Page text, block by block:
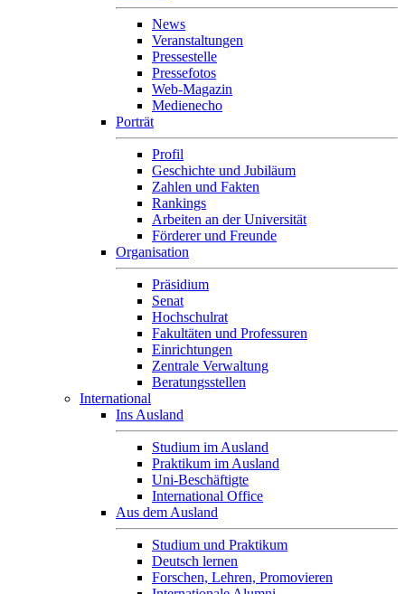
News
Veranstaltungen
Pressestelle
Pressefotos
Web-Magazin
Medienecho
Porträt
Profil
Geschichte und Jubiläum
Zahlen und Fakten
Rankings
Arbeiten an der Universität
Förderer und Freunde
Organisation
Präsidium
Senat
Hochschulrat
Fakultäten und Professuren
Einrichtungen
Zentrale Verwaltung
Beratungsstellen
International
Ins Ausland
Studium im Ausland
Praktikum im Ausland
Uni-Beschäftigte
International Office
Aus dem Ausland
Studium und Praktikum
Deutsch lernen
Forschen, Lehren, Promovieren